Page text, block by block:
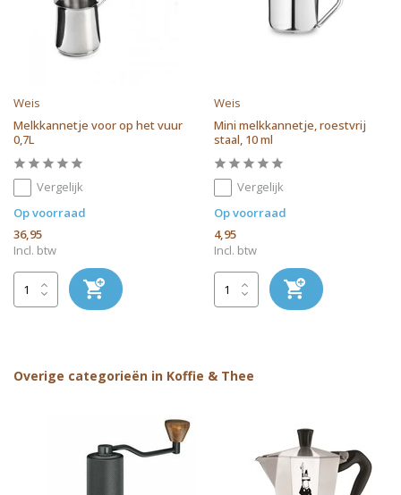
Weis
Melkkannetje voor op het vuur
0,7L
Vergelijk
Op voorraad
36,95
Incl. btw
Weis
Mini melkkannetje, roestvrij
staal, 10 ml
Vergelijk
Op voorraad
4,95
Incl. btw
Overige categorieën in Koffie & Thee